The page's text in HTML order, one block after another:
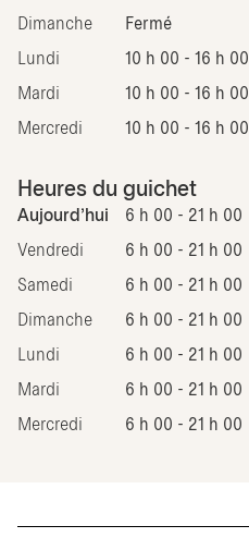
Dimanche Fermé
Lundi 10 h 00 - 16 h 00
Mardi 10 h 00 - 16 h 00
Mercredi 10 h 00 - 16 h 00
Heures du guichet
Aujourd'hui 6 h 00 - 21 h 00
Vendredi 6 h 00 - 21 h 00
Samedi 6 h 00 - 21 h 00
Dimanche 6 h 00 - 21 h 00
Lundi 6 h 00 - 21 h 00
Mardi 6 h 00 - 21 h 00
Mercredi 6 h 00 - 21 h 00